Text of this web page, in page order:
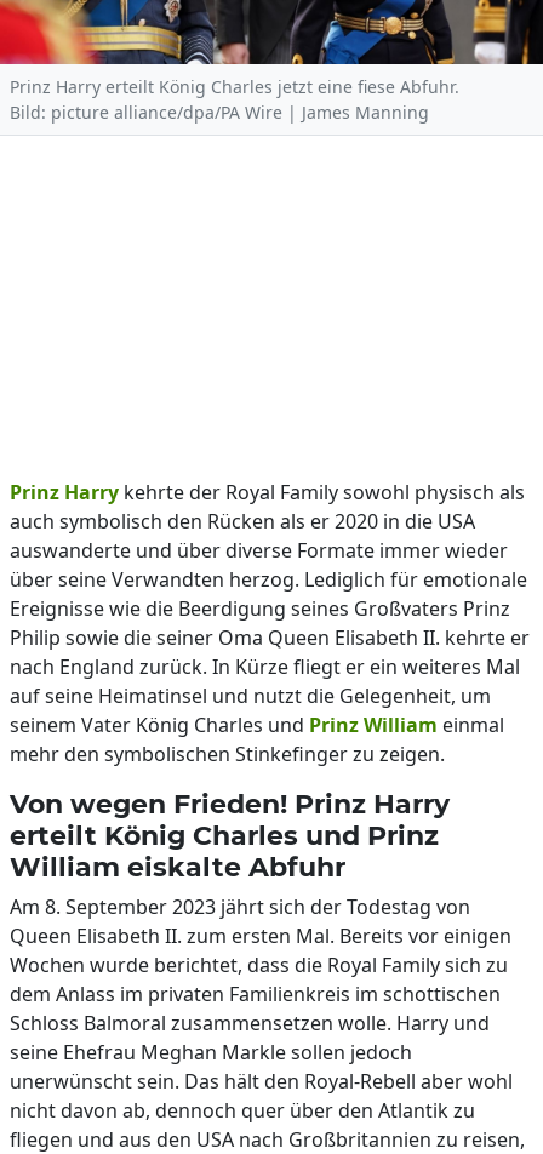
Prinz Harry erteilt König Charles jetzt eine fiese Abfuhr.
Bild: picture alliance/dpa/PA Wire | James Manning
Prinz Harry kehrte der Royal Family sowohl physisch als
auch symbolisch den Rücken als er 2020 in die USA
auswanderte und über diverse Formate immer wieder
über seine Verwandten herzog. Lediglich für emotionale
Ereignisse wie die Beerdigung seines Großvaters Prinz
Philip sowie die seiner Oma Queen Elisabeth II. kehrte er
nach England zurück. In Kürze fliegt er ein weiteres Mal
auf seine Heimatinsel und nutzt die Gelegenheit, um
seinem Vater König Charles und Prinz William einmal
mehr den symbolischen Stinkefinger zu zeigen.
Von wegen Frieden! Prinz Harry
erteilt König Charles und Prinz
William eiskalte Abfuhr
Am 8. September 2023 jährt sich der Todestag von
Queen Elisabeth II. zum ersten Mal. Bereits vor einigen
Wochen wurde berichtet, dass die Royal Family sich zu
dem Anlass im privaten Familienkreis im schottischen
Schloss Balmoral zusammensetzen wolle. Harry und
seine Ehefrau Meghan Markle sollen jedoch
unerwünscht sein. Das hält den Royal-Rebell aber wohl
nicht davon ab, dennoch quer über den Atlantik zu
fliegen und aus den USA nach Großbritannien zu reisen,